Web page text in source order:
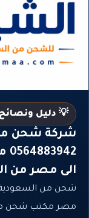
💡 دليل ونصائح
شركة شحن من
الى مصر من
شحن من
مصر مكتب شحن من